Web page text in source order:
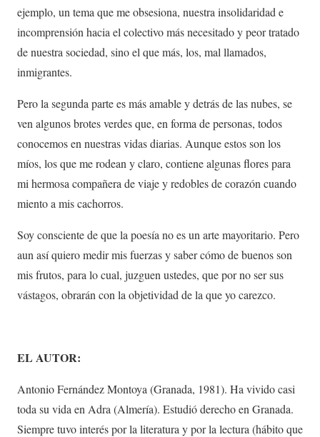
ejemplo, un tema que me obsesiona, nuestra insolidaridad e
incomprensión hacia el colectivo más necesitado y peor tratado
de nuestra sociedad, sino el que más, los, mal llamados,
inmigrantes.
Pero la segunda parte es más amable y detrás de las nubes, se
ven algunos brotes verdes que, en forma de personas, todos
conocemos en nuestras vidas diarias. Aunque estos son los
míos, los que me rodean y claro, contiene algunas flores para
mi hermosa compañera de viaje y redobles de corazón cuando
miento a mis cachorros.
Soy consciente de que la poesía no es un arte mayoritario. Pero
aun así quiero medir mis fuerzas y saber cómo de buenos son
mis frutos, para lo cual, juzguen ustedes, que por no ser sus
vástagos, obrarán con la objetividad de la que yo carezco.
EL AUTOR:
Antonio Fernández Montoya (Granada, 1981). Ha vivido casi
toda su vida en Adra (Almería). Estudió derecho en Granada.
Siempre tuvo interés por la literatura y por la lectura (hábito que